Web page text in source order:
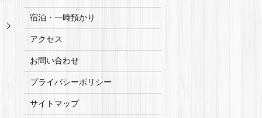
宿泊・一時預かり
アクセス
お問い合わせ
プライバシーポリシー
サイトマップ